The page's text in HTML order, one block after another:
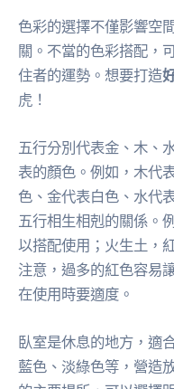
色彩的選擇不僅影響空
關。不當的色彩搭配，
住者的運勢。想要打造
虎！
五行分別代表金、木、
表的顏色。例如，木代
色、金代表白色、水代
五行相生相剋的關係。
以搭配使用；火生土，
注意，過多的紅色容易
在使用時要適度。
臥室是休息的地方，適
藍色、淡綠色等，營造